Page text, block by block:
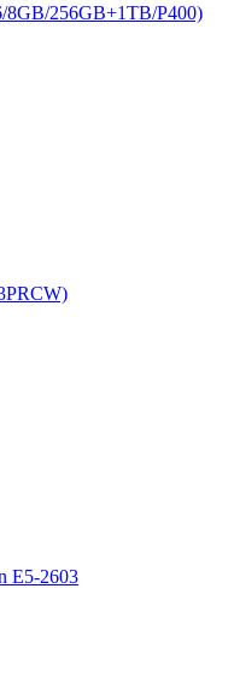
8GB/256GB+1TB/P400)
E5-2603